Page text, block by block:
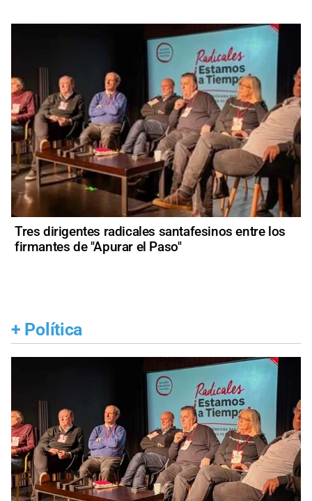
Tres dirigentes radicales santafesinos entre los
firmantes de "Apurar el Paso"
+ Política